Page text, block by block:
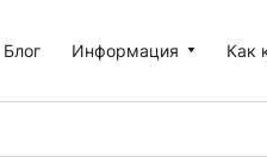
Блог Информация Как